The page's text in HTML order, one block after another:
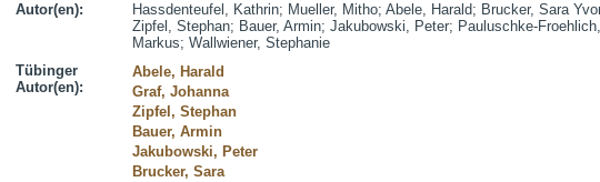
Autor(en): Hassdenteufel, Kathrin; Mueller, Mitho; Abele, Harald; Brucker, Sara
Zipfel, Stephan; Bauer, Armin; Jakubowski, Peter; Pauluschke-
Markus; Wallwiener, Stephanie
Tübinger
Autor(en):
Abele, Harald
Graf, Johanna
Zipfel, Stephan
Bauer, Armin
Jakubowski, Peter
Brucker, Sara